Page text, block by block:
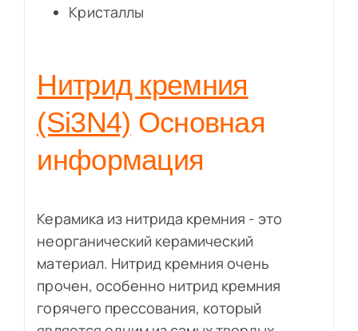
Кристаллы
Нитрид кремния
(Si3N4) Основная
информация
Керамика из нитрида кремния - это
неорганический керамический
материал. Нитрид кремния очень
прочен, особенно нитрид кремния
горячего прессования, который